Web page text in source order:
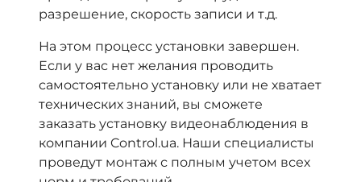
разрешение, скорость записи и т.д.
На этом процесс установки завершен.
Если у вас нет желания проводить
самостоятельно установку или не хватает
технических знаний, вы сможете
заказать установку видеонаблюдения в
компании Control.ua. Наши специалисты
проведут монтаж с полным учетом всех